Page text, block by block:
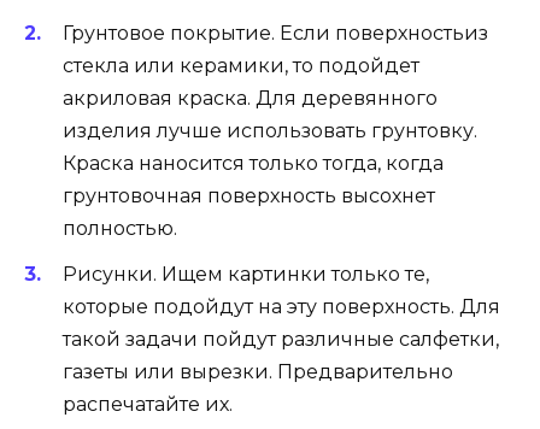
Грунтовое покрытие. Если поверхностьиз
стекла или керамики, то подойдет
акриловая краска. Для деревянного
изделия лучше использовать грунтовку.
Краска наносится только тогда, когда
грунтовочная поверхность высохнет
полностью.
Рисунки. Ищем картинки только те,
которые подойдут на эту поверхность. Для
такой задачи пойдут различные салфетки,
газеты или вырезки. Предварительно
распечатайте их.